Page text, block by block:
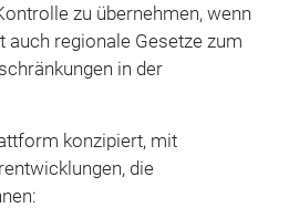
zu übernehmen, wenn
regionale Gesetze zum
in der
konzipiert, mit
die